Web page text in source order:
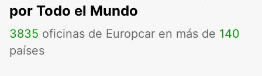
por Todo el Mundo
3835 oficinas de Europcar en más de 140
países